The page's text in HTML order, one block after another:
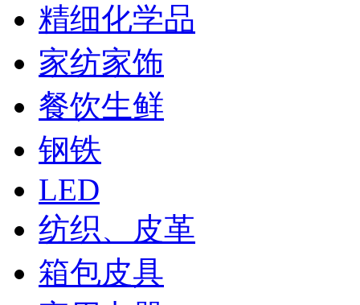
精细化学品
家纺家饰
餐饮生鲜
钢铁
LED
纺织、皮革
箱包皮具